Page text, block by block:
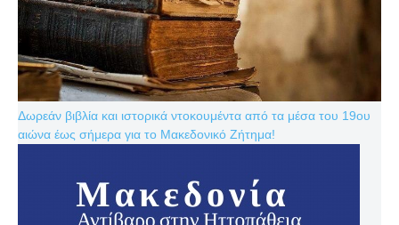
Δωρεάν βιβλία και ιστορικά ντοκουμέντα από τα μέσα του 19ου
αιώνα έως σήμερα για το Μακεδονικό Ζήτημα!